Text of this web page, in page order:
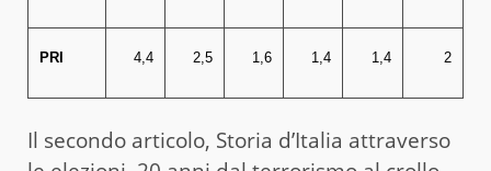
PRI 4,4 2,5 1,6 1,4 1,4 2
Il secondo articolo, Storia d’Italia attraverso